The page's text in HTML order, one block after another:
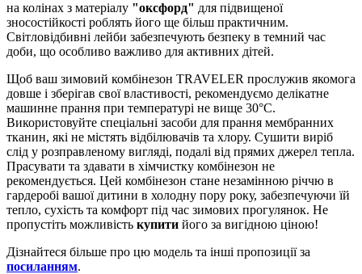
на колінах з матеріалу "оксфорд" для підвищеної
зносостійкості роблять його ще більш практичним.
Світловідбивні лейби забезпечують безпеку в темний час
доби, що особливо важливо для активних дітей.
Щоб ваш зимовий комбінезон TRAVELER прослужив якомога
довше і зберігав свої властивості, рекомендуємо делікатне
машинне прання при температурі не вище 30°C.
Використовуйте спеціальні засоби для прання мембранних
тканин, які не містять відбілювачів та хлору. Сушити виріб
слід у розправленому вигляді, подалі від прямих джерел тепла.
Прасувати та здавати в хімчистку комбінезон не
рекомендується. Цей комбінезон стане незамінною річчю в
гардеробі вашої дитини в холодну пору року, забезпечуючи їй
тепло, сухість та комфорт під час зимових прогулянок. Не
пропустіть можливість купити його за вигідною ціною!
Дізнайтеся більше про цю модель та інші пропозиції за
посиланням.